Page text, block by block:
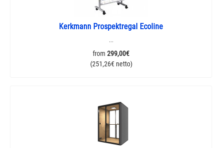
Kerkmann Prospektregal Ecoline
...
from 299,00€
(251,26€ netto)